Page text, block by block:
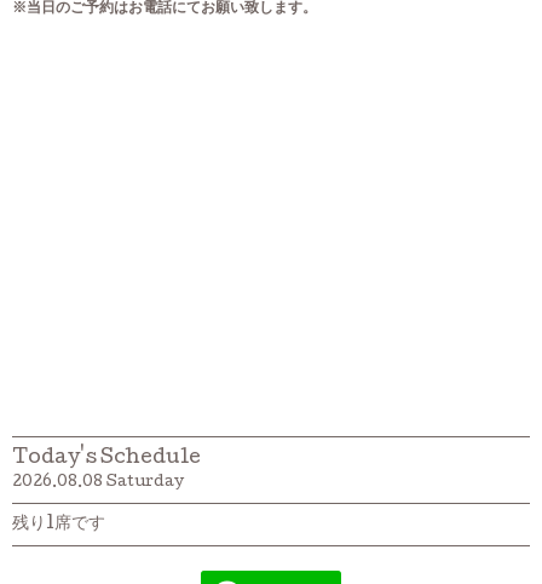
※当日のご予約はお電話にてお願い致します。
Today's Schedule
2026.08.08 Saturday
残り1席です